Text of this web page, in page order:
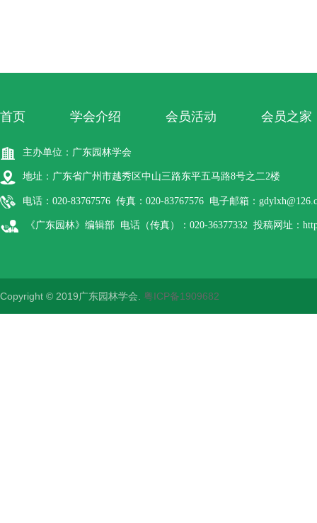
首页 学会介绍 会员活动 会员之家
主办单位：广东园林学会
地址：广东省广州市越秀区中山三路东平五马路8号之二2楼
电话：020-83767576 传真：020-83767576 电子邮箱：
《广东园林》编辑部 电话（传真）：020-36377332 投稿网址：
Copyright © 2019广东园林学会. 粤ICP备1909682